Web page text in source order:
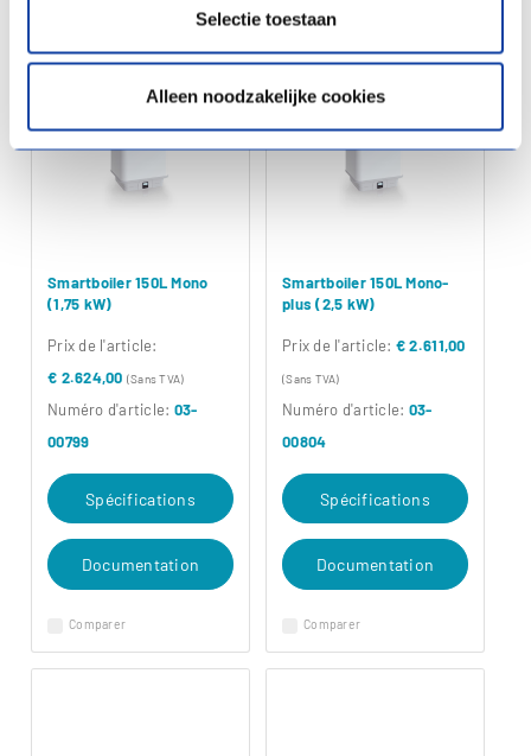
Selectie toestaan
Alleen noodzakelijke cookies
Comparer
Smartboiler 150L Mono
(1,75 kW)
Prix ​​de l'article:
€ 2.624,00 (Sans TVA)
Numéro d'article: 03-
00799
Spécifications
Documentation
Comparer
Smartboiler 150L Mono-
plus (2,5 kW)
Prix ​​de l'article: € 2.611,00
(Sans TVA)
Numéro d'article: 03-
00804
Spécifications
Documentation